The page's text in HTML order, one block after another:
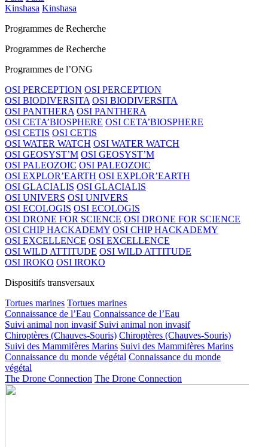
Kinshasa Kinshasa
Programmes de Recherche
Programmes de Recherche
Programmes de l’ONG
OSI PERCEPTION OSI PERCEPTION
OSI BIODIVERSITA OSI BIODIVERSITA
OSI PANTHERA OSI PANTHERA
OSI CETA’BIOSPHERE OSI CETA’BIOSPHERE
OSI CETIS OSI CETIS
OSI WATER WATCH OSI WATER WATCH
OSI GEOSYST’M OSI GEOSYST’M
OSI PALEOZOIC OSI PALEOZOIC
OSI EXPLOR’EARTH OSI EXPLOR’EARTH
OSI GLACIALIS OSI GLACIALIS
OSI UNIVERS OSI UNIVERS
OSI ECOLOGIS OSI ECOLOGIS
OSI DRONE FOR SCIENCE OSI DRONE FOR SCIENCE
OSI CHIP HACKADEMY OSI CHIP HACKADEMY
OSI EXCELLENCE OSI EXCELLENCE
OSI WILD ATTITUDE OSI WILD ATTITUDE
OSI IROKO OSI IROKO
Dispositifs transversaux
Tortues marines Tortues marines
Connaissance de l’Eau Connaissance de l’Eau
Suivi animal non invasif Suivi animal non invasif
Chiroptères (Chauves-Souris) Chiroptères (Chauves-Souris)
Suivi des Mammifères Marins Suivi des Mammifères Marins
Connaissance du monde végétal Connaissance du monde
végétal
The Drone Connection The Drone Connection